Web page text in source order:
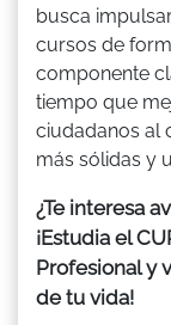
busca
cursos de
componente
tiempo que
ciudadanos al
más sólidas y
¿Te interesa
¡Estudia el
Profesional y
de tu vida!